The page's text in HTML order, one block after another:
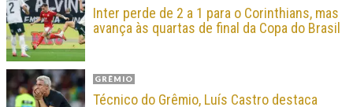
Inter perde de 2 a 1 para o Corinthians, mas
avança às quartas de final da Copa do Brasil
GRÊMIO
Técnico do Grêmio, Luís Castro destaca